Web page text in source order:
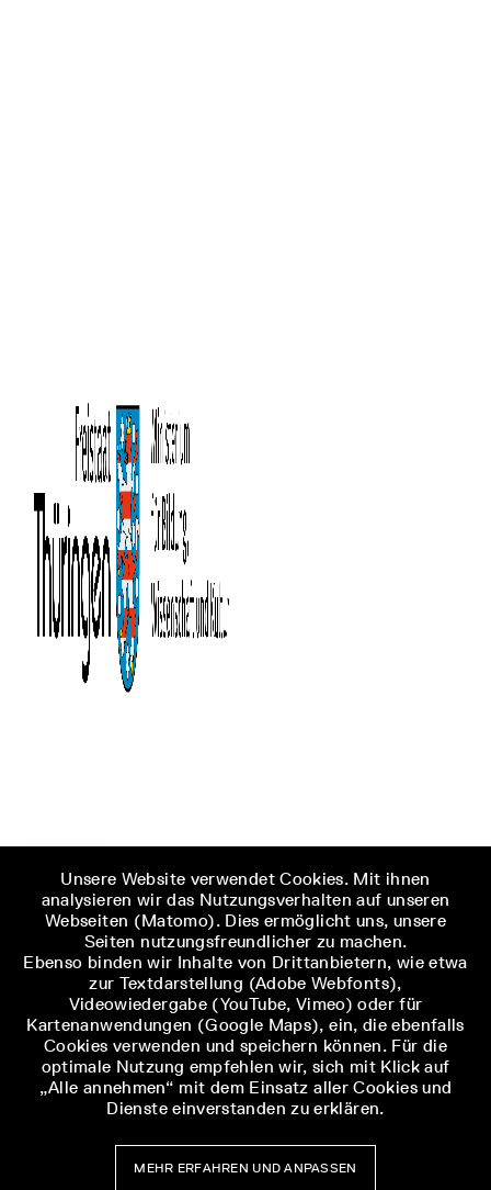
Unsere Website verwendet Cookies. Mit ihnen
analysieren wir das Nutzungsverhalten auf unseren
Webseiten (Matomo). Dies ermöglicht uns, unsere
Seiten nutzungsfreundlicher zu machen.
Ebenso binden wir Inhalte von Drittanbietern, wie etwa
zur Textdarstellung (Adobe Webfonts),
Videowiedergabe (YouTube, Vimeo) oder für
Kartenanwendungen (Google Maps), ein, die ebenfalls
Cookies verwenden und speichern können. Für die
optimale Nutzung empfehlen wir, sich mit Klick auf
„Alle annehmen“ mit dem Einsatz aller Cookies und
Dienste einverstanden zu erklären.
MEHR ERFAHREN UND ANPASSEN